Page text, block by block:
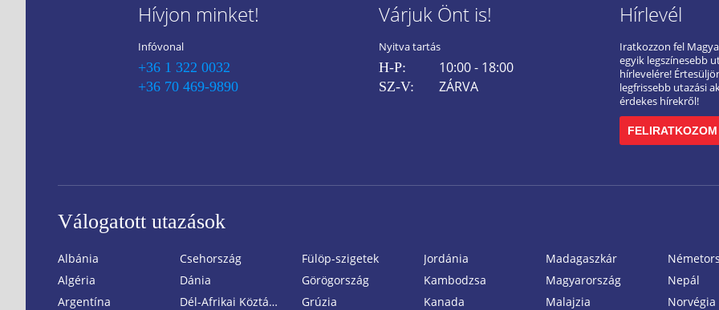
Hívjon minket!
Infóvonal
+36 1 322 0032
+36 70 469-9890
Várjuk Önt is!
Nyitva tartás
H-P: 10:00 - 18:00
SZ-V: ZÁRVA
Hírlevél
Iratkozzon fel
egyik legszínesebb
hírlevelére!
legfrissebb utazási
érdekes hírekről!
FELIRATKOZOM
Válogatott utazások
Albánia
Algéria
Argentína
Csehország
Dánia
Dél-Afrikai Köztársaság
Fülöp-szigetek
Görögország
Grúzia
Jordánia
Kambodzsa
Kanada
Madagaszkár
Magyarország
Malajzia
Nepál
Norvégia